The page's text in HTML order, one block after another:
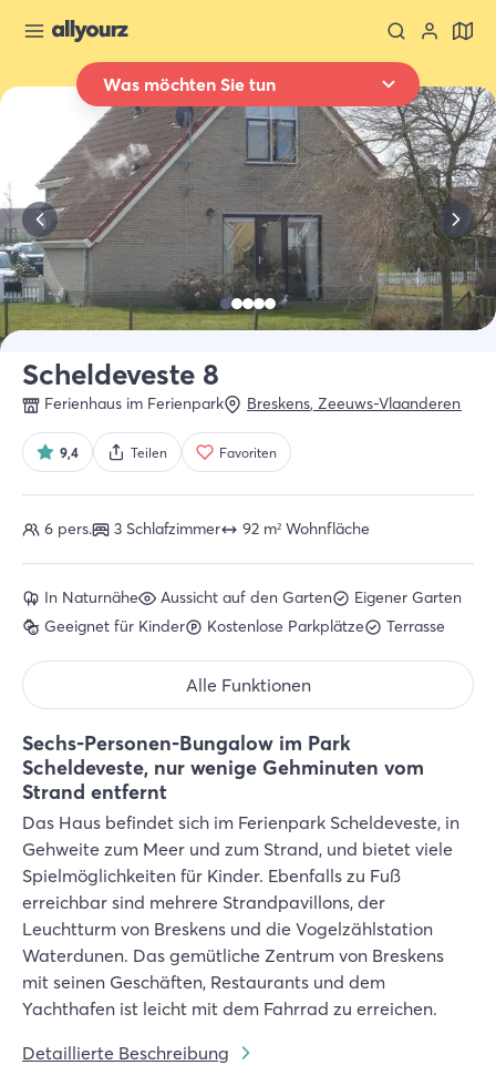
Was möchten Sie tun
Zurück zur Übersicht
Übernachten
Wo
Ganz Zeeland
Wann
Datum auswählen
Alle Arten
Wer
2 Gäste
Suche
Scheldeveste 8
Ferienhaus im Ferienpark Breskens, Zeeuws-Vlaanderen
9,4 Teilen Favoriten
Sechs-Personen-Bungalow im Park
Scheldeveste, nur wenige Gehminuten vom
Strand entfernt
Das Haus befindet sich im Ferienpark Scheldeveste, in
Gehweite zum Meer und zum Strand, und bietet viele
Spielmöglichkeiten für Kinder. Ebenfalls zu Fuß
erreichbar sind mehrere Strandpavillons, der
Leuchtturm von Breskens und die Vogelzählstation
Waterdunen. Das gemütliche Zentrum von Breskens
mit seinen Geschäften, Restaurants und dem
Yachthafen ist leicht mit dem Fahrrad zu erreichen.
Detaillierte Beschreibung
In Naturnähe Aussicht auf den Garten
Eigener Garten
Geeignet für Kinder
Kostenlose Parkplätze Terrasse
Alle Funktionen
6 pers. 3 Schlafzimmer 92 m² Wohnfläche